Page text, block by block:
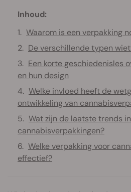
Inhoud:
Waarom is een verpakking
De verschillende typen
Een korte geschiedenisles
en hun design
Welke invloed heeft de
ontwikkeling van
Wat zijn de laatste trends
cannabisverpakkingen?
Welke verpakking voor
effectief?